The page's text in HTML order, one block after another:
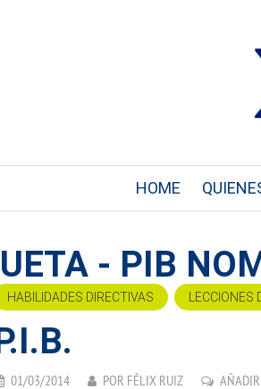
HOME
- PIB
HABILIDADES DIRECTIVAS LECCIONES
01/03/2014 POR FÉLIX RUIZ